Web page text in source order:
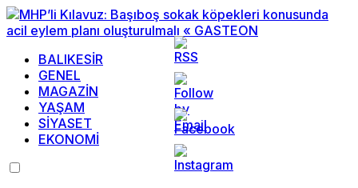
BALIKESİR
GENEL
MAGAZİN
YAŞAM
SİYASET
EKONOMİ